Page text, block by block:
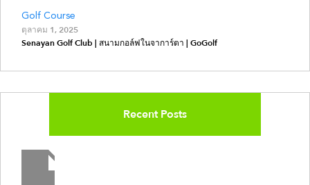
Golf Course
ตุลาคม 1, 2025
Senayan Golf Club | สนามกอล์ฟในจาการ์ตา | GoGolf
Recent Posts